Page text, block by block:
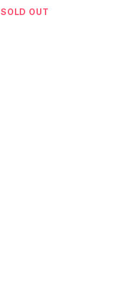
SOLD OUT